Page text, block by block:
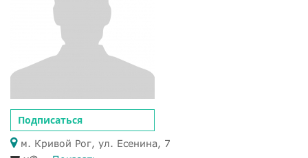
Подписаться
м. Кривой Рог, ул. Есенина, 7